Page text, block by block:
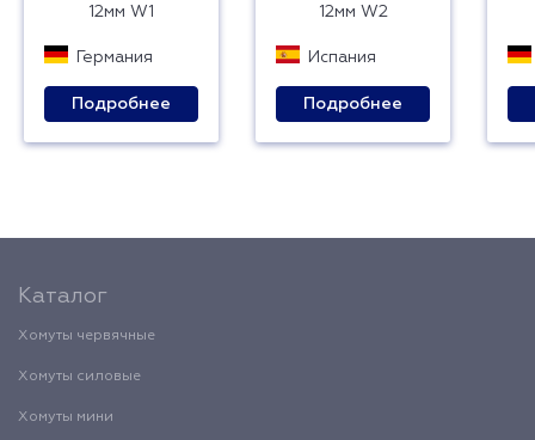
12мм W1
Германия
Подробнее
12мм W2
Испания
Подробнее
Каталог
Хомуты червячные
Хомуты силовые
Хомуты мини